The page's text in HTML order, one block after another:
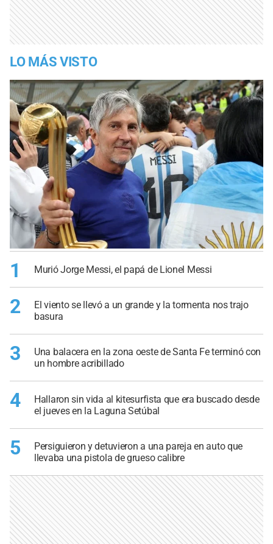
LO MÁS VISTO
1 Murió Jorge Messi, el papá de Lionel Messi
2
El viento se llevó a un grande y la tormenta nos trajo
basura
3
Una balacera en la zona oeste de Santa Fe terminó con
un hombre acribillado
4
Hallaron sin vida al kitesurfista que era buscado desde
el jueves en la Laguna Setúbal
5
Persiguieron y detuvieron a una pareja en auto que
llevaba una pistola de grueso calibre